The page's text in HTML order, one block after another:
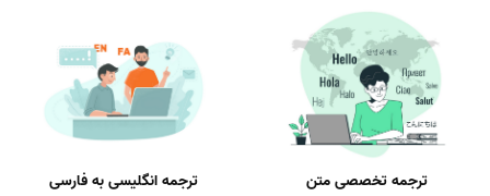
ترجمه تخصصی متن ترجمه انگلیسی به فارسی